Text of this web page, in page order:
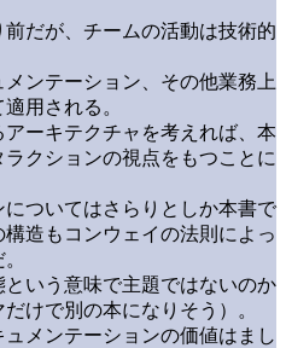
だが、チームの活動は技術的
ンテーション、その他業務上
用される。
ーキテクチャを考えれば、本
クションの視点をもつことに
ついてはさらりとしか本書で
造もコンウェイの法則によっ
いう意味で主題ではないのか
けで別の本になりそう）。
メンテーションの価値はまし